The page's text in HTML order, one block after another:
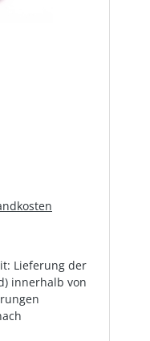
Lieferung der
innerhalb von